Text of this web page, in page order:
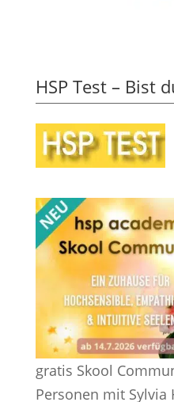
HSP Test – Bist
gratis Skool
Personen mit Sylvia